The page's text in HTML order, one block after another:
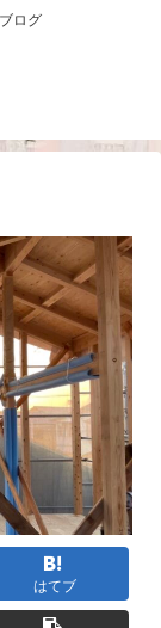
ログ
はてブ